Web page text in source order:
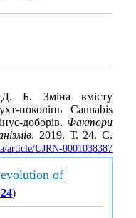
Б. Зміна вмісту
поколінь Cannabis
доборів. Фактори
. 2019. Т. 24. С.
article/UJRN-0001038387
of
)